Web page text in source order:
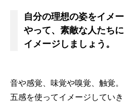
自分の理想の姿をイメ
やって、素敵な人たち
イメージしましょう。
音や感覚、味覚や嗅覚、触覚。
五感を使ってイメージしていき